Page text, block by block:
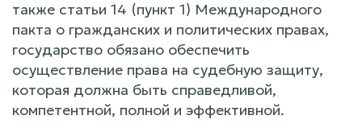
также статьи 14 (пункт 1) Международного
пакта о гражданских и политических правах,
государство обязано обеспечить
осуществление права на судебную защиту,
которая должна быть справедливой,
компетентной, полной и эффективной.